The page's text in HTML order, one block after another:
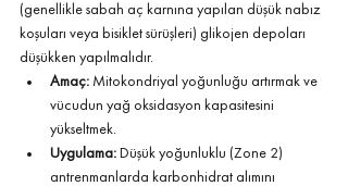
(genellikle sabah aç karnına yapılan düşük nabız
koşuları veya bisiklet sürüşleri) glikojen depoları
düşükken yapılmalıdır.
Amaç: Mitokondriyal yoğunluğu artırmak ve
vücudun yağ oksidasyon kapasitesini
yükseltmek.
Uygulama: Düşük yoğunluklu (Zone 2)
antrenmanlarda karbonhidrat alımını